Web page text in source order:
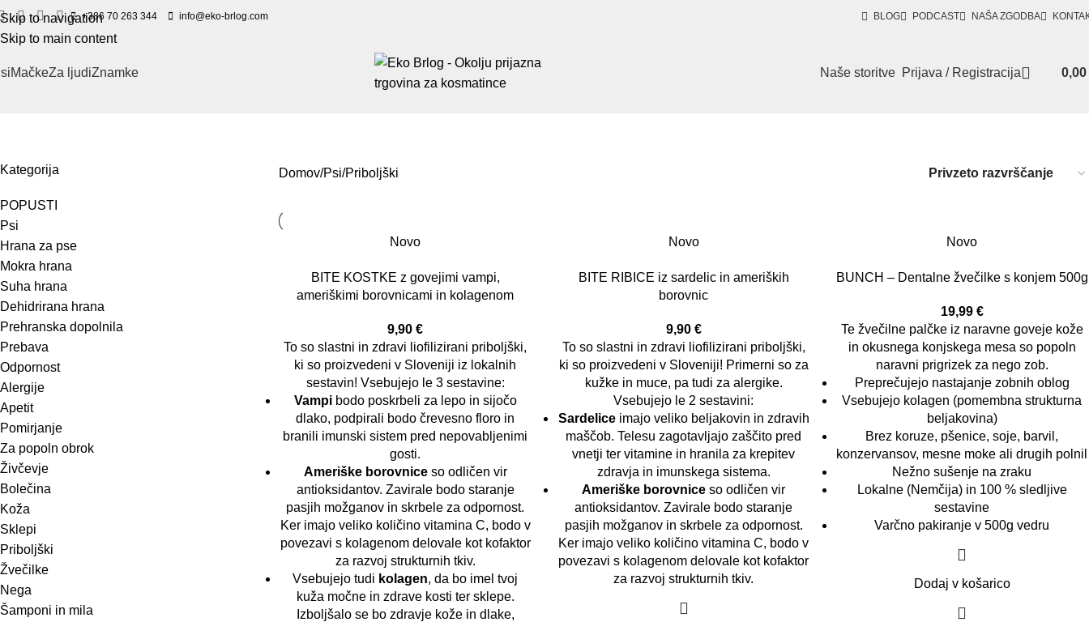
Skip to navigation
Skip to main content
+386 70 263 344 info@eko-brlog.com BLOG PODCAST NAŠA ZGODBA
MačkeZa ljudiZnamke Naše storitve Prijava / Registracija 0,00
Kategorija
POPUSTI
Psi
Hrana za pse
Mokra hrana
Suha hrana
Dehidrirana hrana
Prehranska dopolnila
Prebava
Odpornost
Alergije
Apetit
Pomirjanje
Za popoln obrok
Živčevje
Bolečina
Koža
Sklepi
Priboljški
Žvečilke
Nega
Šamponi in mila
Domov Psi Priboljški
Novo
BITE KOSTKE z govejimi vampi,
ameriškimi borovnicami in kolagenom
9,90€
To so slastni in zdravi liofilizirani priboljški,
ki so proizvedeni v Sloveniji iz lokalnih
sestavin! Vsebujejo le 3 sestavine:
Vampibodo poskrbeli za lepo in sijočo
dlako, podpirali bodo črevesno floro in
branili imunski sistem pred nepovabljenimi
gosti.
Ameriške borovniceso odličen vir
antioksidantov. Zavirale bodo staranje
pasjih možganov in skrbele za odpornost.
Ker imajo veliko količino vitamina C, bodo v
povezavi s kolagenom delovale kot kofaktor
za razvoj strukturnih tkiv.
Vsebujejo tudi kolagen, da bo imel tvoj
kuža močne in zdrave kosti ter sklepe.
Izboljšalo se bo zdravje kože in dlake,
Novo
BITE RIBICE iz sardelic in ameriških
borovnic
9,90 €
To so slastni in zdravi liofilizirani priboljški,
ki so proizvedeni v Sloveniji! Primerni so za
kužke in muce, pa tudi za alergike.
Vsebujejo le 2 sestavini:
Sardeliceimajo veliko beljakovin in zdravih
maščob. Telesu zagotavljajo zaščito pred
vnetji ter vitamine in hranila za krepitev
zdravja in imunskega sistema.
Ameriške borovnice so odličen vir
antioksidantov. Zavirale bodo staranje
pasjih možganov in skrbele za odpornost.
Ker imajo veliko količino vitamina C, bodo v
povezavi s kolagenom delovale kot kofaktor
za razvoj strukturnih tkiv.
Novo
BUNCH – Dentalne žvečilke s konjem 500g
19,99 €
Te žvečilne palčke iz naravne goveje kože
in okusnega konjskega mesa so popoln
naravni prigrizek za nego zob.
Preprečujejo nastajanje zobnih oblog
Vsebujejo kolagen (pomembna strukturna
beljakovina)
Brez koruze, pšenice, soje, barvil,
konzervansov, mesne moke ali drugih polnil
Nežno sušenje na zraku
Lokalne (Nemčija) in 100 % sledljive
sestavine
Varčno pakiranje v 500g vedru
Dodaj v košarico